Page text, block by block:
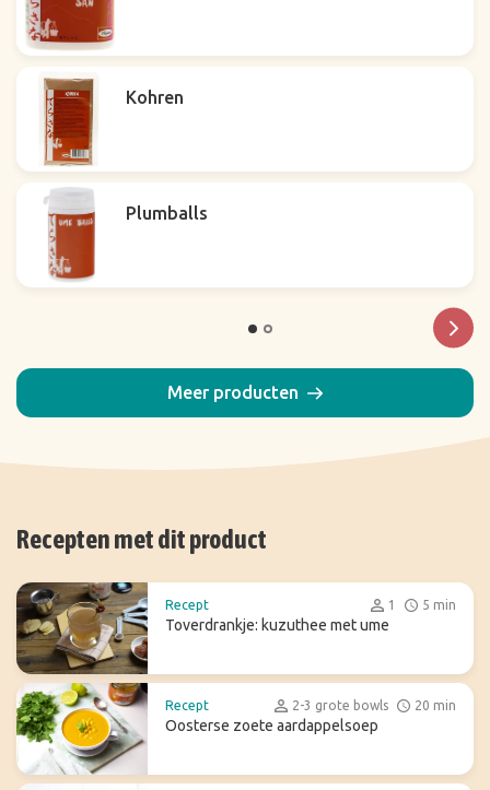
Kohren
Plumballs
Meer producten
Recepten met dit product
Recept 1 5 min
Toverdrankje: kuzuthee met ume
Recept 2-3 grote bowls 20 min
Oosterse zoete aardappelsoep